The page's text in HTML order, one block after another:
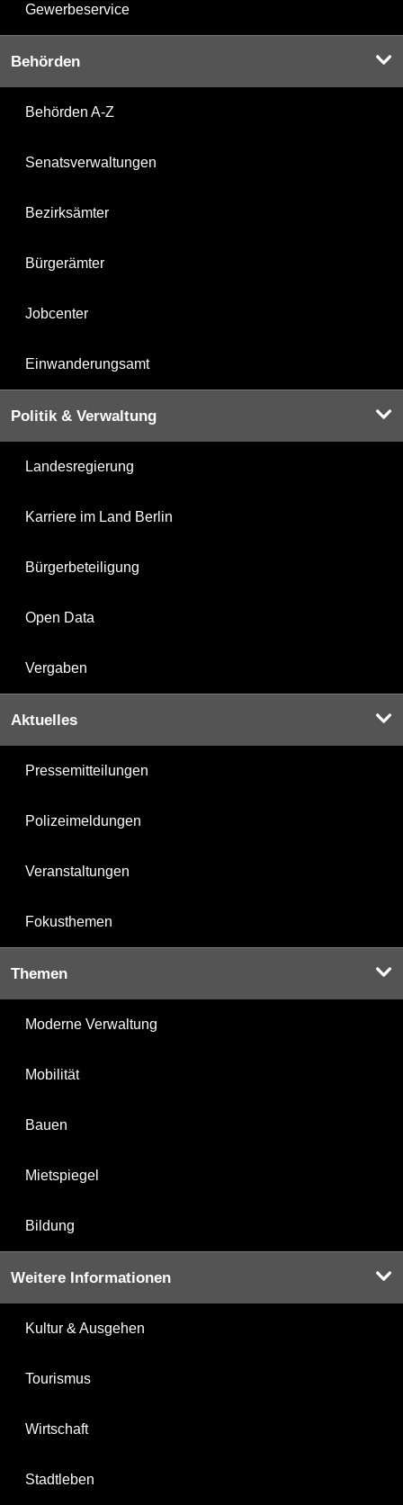
Gewerbeservice
Behörden
Behörden A-Z
Senatsverwaltungen
Bezirksämter
Bürgerämter
Jobcenter
Einwanderungsamt
Politik & Verwaltung
Landesregierung
Karriere im Land Berlin
Bürgerbeteiligung
Open Data
Vergaben
Aktuelles
Pressemitteilungen
Polizeimeldungen
Veranstaltungen
Fokusthemen
Themen
Moderne Verwaltung
Mobilität
Bauen
Mietspiegel
Bildung
Weitere Informationen
Kultur & Ausgehen
Tourismus
Wirtschaft
Stadtleben